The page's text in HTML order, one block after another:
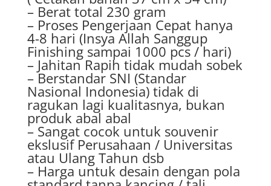
– Berat total 230 gram
– Proses Pengerjaan Cepat hanya
4-8 hari (Insya Allah Sanggup
Finishing sampai 1000 pcs / hari)
– Jahitan Rapih tidak mudah sobek
– Berstandar SNI (Standar
Nasional Indonesia) tidak di
ragukan lagi kualitasnya, bukan
produk abal abal
– Sangat cocok untuk souvenir
ekslusif Perusahaan / Universitas
atau Ulang Tahun dsb
– Harga untuk desain dengan pola